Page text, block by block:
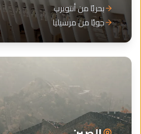
بحريًا من أنتويرب
جويًا من مرسيليا